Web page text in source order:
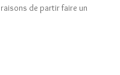
de partir faire un